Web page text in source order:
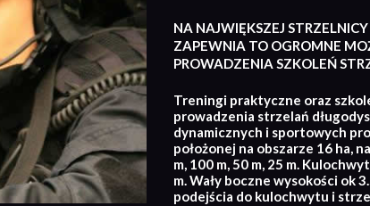
NA NAJWIĘKSZEJ
ZAPEWNIA TO OGROMNE
PROWADZENIA SZKOLEŃ
Treningi praktyczne oraz
prowadzenia strzelań
dynamicznych i sportowych
położonej na obszarze 16 ha,
m, 100 m, 50 m, 25 m.
m. Wały boczne wysokości ok
podejścia do kulochwytu i